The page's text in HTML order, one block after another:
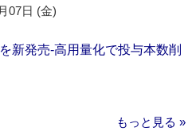
07日 (金)
新発売‐高用量化で投与本数削
もっと見る »